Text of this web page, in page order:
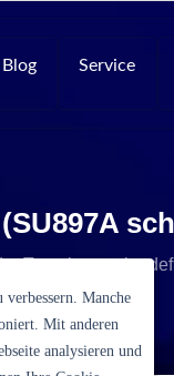
Blog Service
Tonerkartusche
Manche
Mit anderen
analysieren und